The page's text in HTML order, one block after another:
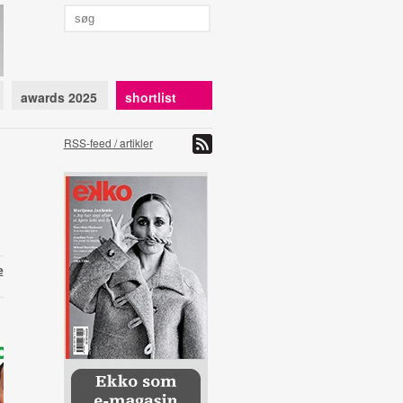
awards 2025 shortlist
RSS-feed / artikler